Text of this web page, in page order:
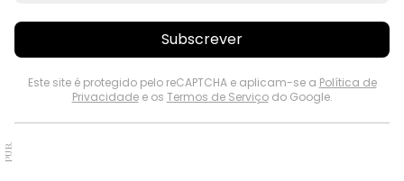
Subscrever
Este site é protegido pelo reCAPTCHA e aplicam-se a Política de
Privacidadee os Termos de Serviçodo Google.
PUB.